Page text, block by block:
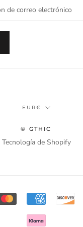
Divisa
EUR€
© GTHIC
Tecnología de Shopify